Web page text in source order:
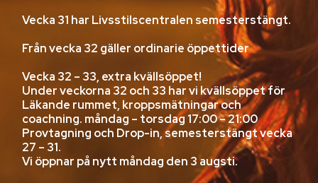
Vecka 31 har Livsstilscentralen semesterstängt.
Från vecka 32 gäller ordinarie öppettider
Vecka 32 – 33, extra kvällsöppet!
Under veckorna 32 och 33 har vi kvällsöppet för
Läkande rummet, kroppsmätningar och
coachning. måndag – torsdag 17:00 – 21:00
Provtagning och Drop-in, semesterstängt vecka
27 – 31.
Vi öppnar på nytt måndag den 3 augsti.